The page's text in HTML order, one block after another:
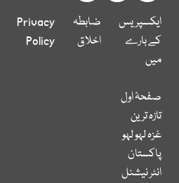
ایکسپریس
کے بارے
میں
ضابطہ
اخلاق
Privacy
Policy
صفحۂ اول
تازہ ترین
غزہ لہو لہو
پاکستان
انٹر نیشنل